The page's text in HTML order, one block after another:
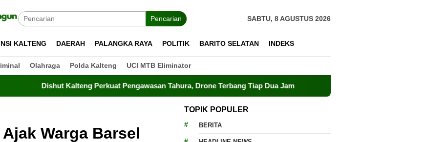
Pencarian SABTU, 8 AGUSTUS 2026
KALTENG DAERAH PALANGKA RAYA POLITIK BARITO SELATAN INDEKS
Olahraga Polda Kalteng UCI MTB Eliminator
Kalteng Perkuat Pengawasan Tahura, Drone Terbang Tiap Dua Jam Dalkarhutla Dishut Kalteng Sigap Tangani
Warga Barsel
TOPIK POPULER
BERITA